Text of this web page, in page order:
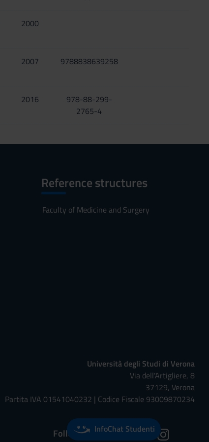
2000
2007 9788838639258
2016
978-88-299-
2765-4
Reference structures
Faculty of Medicine and Surgery
Università degli Studi di Verona
Via dell'Artigliere, 8
37129, Verona
Partita IVA 01541040232 | Codice Fiscale 93009870234
Follow us on:InfoChat Studenti